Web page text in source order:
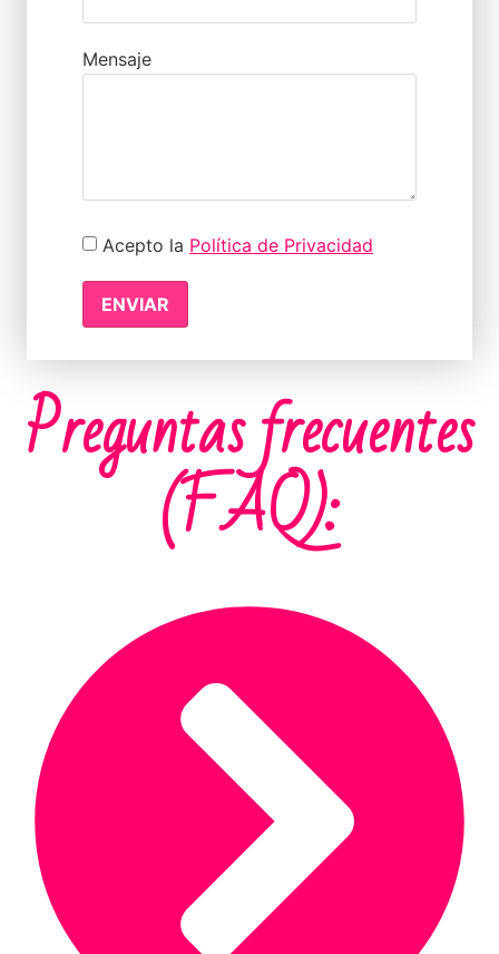
Mensaje
Acepto la Política de Privacidad
ENVIAR
Preguntas frecuentes
(FAQ):